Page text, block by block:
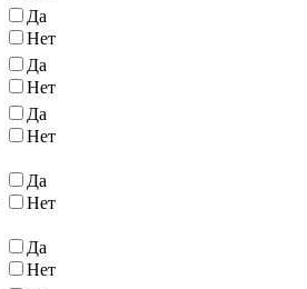
Да
Нет
Да
Нет
Да
Нет
Да
Нет
Да
Нет